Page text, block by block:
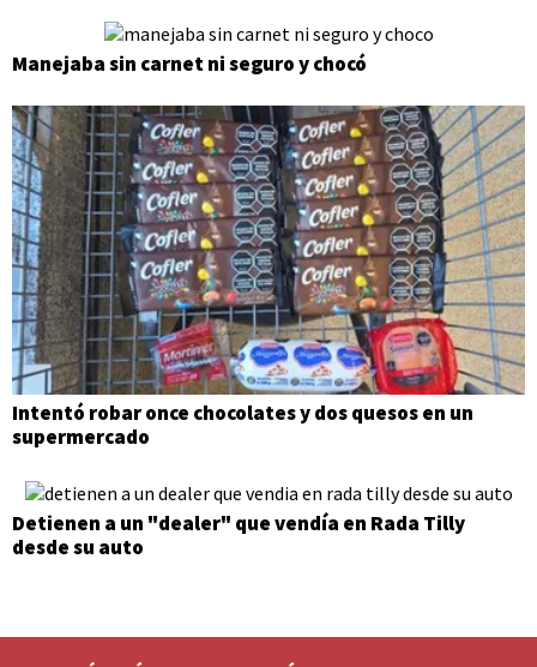
Manejaba sin carnet ni seguro y chocó
Intentó robar once chocolates y dos quesos en un
supermercado
Detienen a un "dealer" que vendía en Rada Tilly
desde su auto